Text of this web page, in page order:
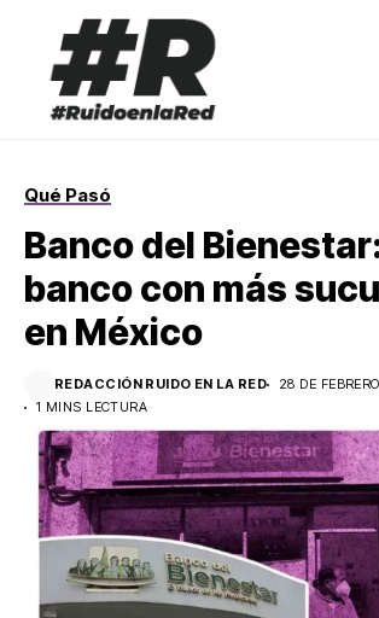
Qué Pasó
Banco del
banco con más
en México
REDACCIÓN RUIDO EN LA RED
28 DE
1 MINS LECTURA